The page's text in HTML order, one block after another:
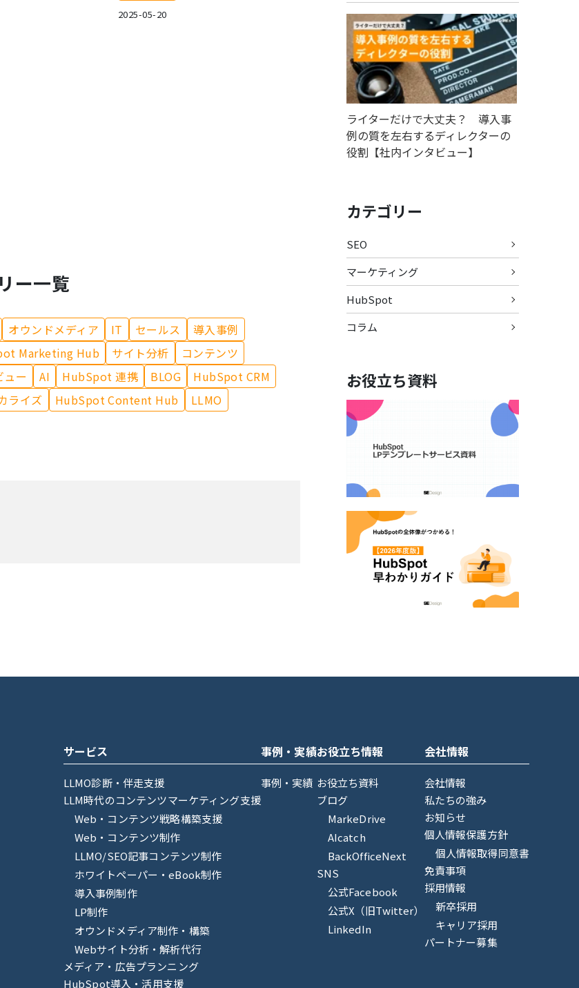
2025-05-20
ー一覧
オウンドメディア IT セールス
導入事例
Marketing Hub サイト分析
コンテンツ
ュー AI HubSpot 連携 BLOG
HubSpot CRM
ライズ HubSpot Content Hub LLMO
ライターだけで大丈夫？ 導入事
例の質を左右するディレクターの
役割【社内インタビュー】
カテゴリー
SEO
マーケティング
HubSpot
コラム
お役立ち資料
サービス
LLMO診断・伴走支援
LLM時代のコンテンツマーケティング支援
Web・コンテンツ戦略構築支援
Web・コンテンツ制作
LLMO/SEO記事コンテンツ制作
ホワイトペーパー・eBook制作
導入事例制作
LP制作
オウンドメディア制作・構築
Webサイト分析・解析代行
メディア・広告プランニング
HubSpot導入・活用支援
事例・実績
事例・実績
お役立ち情報
お役立ち資料
ブログ
MarkeDrive
AIcatch
BackOfficeNext
SNS
公式Facebook
公式X（旧Twitter）
LinkedIn
会社情報
会社情報
私たちの強み
お知らせ
個人情報保護方針
個人情報取得同意書
免責事項
採用情報
新卒採用
キャリア採用
パートナー募集